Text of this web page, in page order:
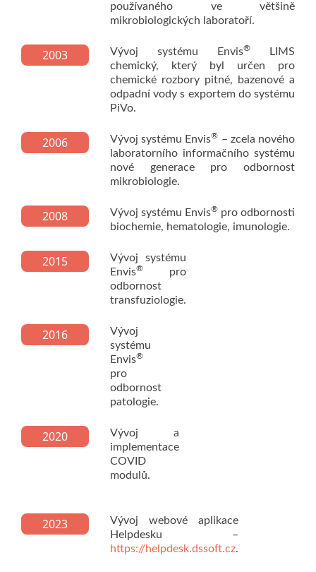
používaného ve většině
mikrobiologických laboratoří.
2003 Vývoj systému Envis®
LIMS
chemický, který byl určen pro
chemické rozbory pitné, bazenové a
odpadní vody s exportem do systému
PiVo.
2006 Vývoj systému Envis® – zcela nového
laboratorního informačního systému
nové generace pro odbornost
mikrobiologie.
2008 Vývoj systému Envis® pro odbornosti
biochemie, hematologie, imunologie.
2015
Vývoj systému
Envis®
pro
odbornost
transfuziologie.
2016
Vývoj
systému
Envis®
pro
odbornost
patologie.
2020
Vývoj a
implementace
COVID
modulů.
2023
Vývoj webové aplikace
Helpdesku –
https://helpdesk.dssoft.cz.